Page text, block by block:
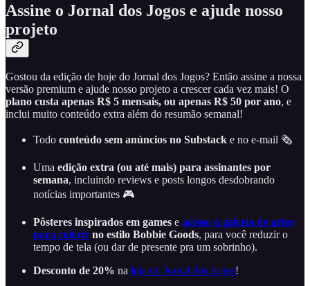
Assine o Jornal dos Jogos e ajude nosso
projeto
Gostou da edição de hoje do Jornal dos Jogos? Então assine a nossa
versão premium e ajude nosso projeto a crescer cada vez mais! O
plano custa apenas R$ 5 mensais, ou apenas R$ 50 por ano, e
inclui muito conteúdo extra além do resumão semanal!
Todo conteúdo sem anúncios no Substack e no e-mail 🗞️
Uma edição extra (ou até mais) para assinantes por
semana, incluindo reviews e posts longos desdobrando
notícias importantes 🎮
Pôsteres inspirados em games e acesso à galeria de artes
para colorir no estilo Bobbie Goods, para você reduzir o
tempo de tela (ou dar de presente pra um sobrinho).
Desconto de 20% na loja do Jornal dos Jogos!